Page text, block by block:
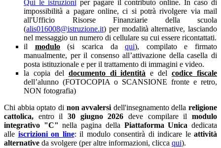
Qui le istruzioniper pagare il contributo online. In caso di
impossibilità a pagare online, ci si potrà rivolgere via mail
all'Ufficio Risorse Finanziarie della scuola
(alis016008@istruzione.it) per modalità alternative, lasciando
nel messaggio un numero di cellulare su cui essere ricontattati.
il modulo(si scarica daqui), compilato e firmato
manualmente, per il consenso all’attivazione della casella di
posta istituzionale e per il trattamento di immagini e video.
la copia del documento di identità e delcodice fiscale
dell’alunno (FOTOCOPIA o SCANSIONE fronte e retro,
NON fotografia)
Chi abbia optato di non avvalersidell'insegnamento della religione
cattolica, entro il30 giugno 2026 deve compilare ilmodulo
integrativo "C" nella pagina dellaPiattaforma Unica dedicata
alle iscrizioni on line: il modulo consentirà di indicare le attività
alternative da svolgere (per altre informazioni, clicca qui).